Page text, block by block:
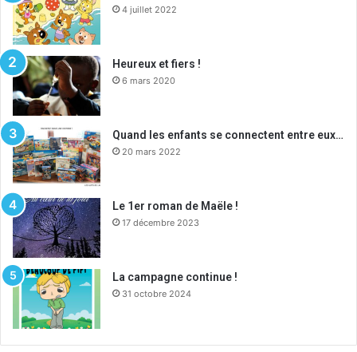
4 juillet 2022
Heureux et fiers !
6 mars 2020
Quand les enfants se connectent entre eux…
20 mars 2022
Le 1er roman de Maële !
17 décembre 2023
La campagne continue !
31 octobre 2024